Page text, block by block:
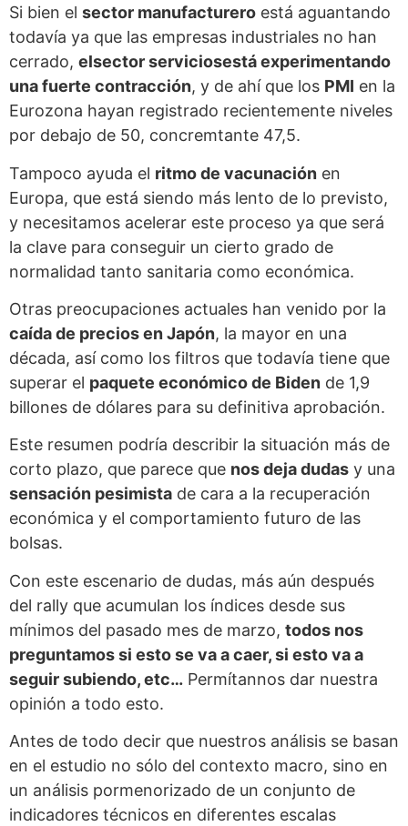
Si bien el sector manufacturero está aguantando
todavía ya que las empresas industriales no han
cerrado, elsector serviciosestá experimentando
una fuerte contracción, y de ahí que los PMI en la
Eurozona hayan registrado recientemente niveles
por debajo de 50, concremtante 47,5.
Tampoco ayuda el ritmo de vacunación en
Europa, que está siendo más lento de lo previsto,
y necesitamos acelerar este proceso ya que será
la clave para conseguir un cierto grado de
normalidad tanto sanitaria como económica.
Otras preocupaciones actuales han venido por la
caída de precios en Japón, la mayor en una
década, así como los filtros que todavía tiene que
superar el paquete económico de Biden de 1,9
billones de dólares para su definitiva aprobación.
Este resumen podría describir la situación más de
corto plazo, que parece que nos deja dudas y una
sensación pesimista de cara a la recuperación
económica y el comportamiento futuro de las
bolsas.
Con este escenario de dudas, más aún después
del rally que acumulan los índices desde sus
mínimos del pasado mes de marzo, todos nos
preguntamos si esto se va a caer, si esto va a
seguir subiendo, etc… Permítannos dar nuestra
opinión a todo esto.
Antes de todo decir que nuestros análisis se basan
en el estudio no sólo del contexto macro, sino en
un análisis pormenorizado de un conjunto de
indicadores técnicos en diferentes escalas